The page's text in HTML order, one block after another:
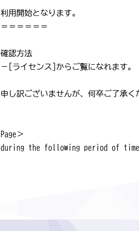
用開始となります。
＝＝＝＝＝
認方法
[ライセンス]からご覧になれます。
し訳ございませんが、何卒ご了承く
＞
during the following period of